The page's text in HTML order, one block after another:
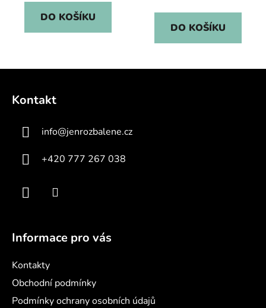
DO KOŠÍKU
DO KOŠÍKU
Kontakt
info@jenrozbalene.cz
+420 777 267 038
Informace pro vás
Kontakty
Obchodní podmínky
Podmínky ochrany osobních údajů